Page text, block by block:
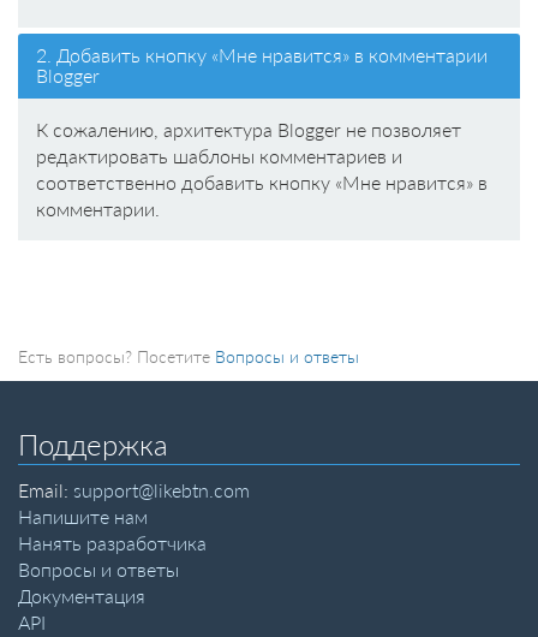
2. Добавить кнопку «Мне нравится» в комментарии
Blogger
К сожалению, архитектура Blogger не позволяет
редактировать шаблоны комментариев и
соответственно добавить кнопку «Мне нравится» в
комментарии.
Есть вопросы? Посетите Вопросы и ответы
Поддержка
Email: support@likebtn.com
Напишите нам
Нанять разработчика
Вопросы и ответы
Документация
API